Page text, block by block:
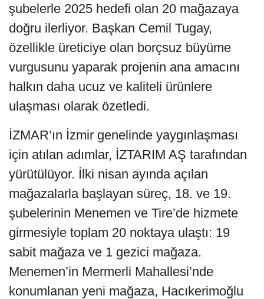
şubelerle 2025 hedefi olan 20 mağazaya
doğru ilerliyor. Başkan Cemil Tugay,
özellikle üreticiye olan borçsuz büyüme
vurgusunu yaparak projenin ana amacını
halkın daha ucuz ve kaliteli ürünlere
ulaşması olarak özetledi.
İZMAR’ın İzmir genelinde yaygınlaşması
için atılan adımlar, İZTARIM AŞ tarafından
yürütülüyor. İlki nisan ayında açılan
mağazalarla başlayan süreç, 18. ve 19.
şubelerinin Menemen ve Tire’de hizmete
girmesiyle toplam 20 noktaya ulaştı: 19
sabit mağaza ve 1 gezici mağaza.
Menemen’in Mermerli Mahallesi’nde
konumlanan yeni mağaza, Hacıkerimoğlu